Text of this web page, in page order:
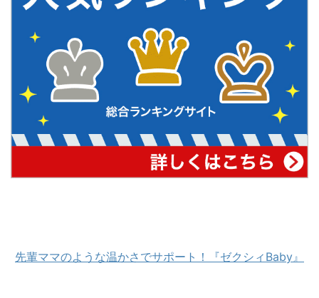
先輩ママのような温かさでサポート！『ゼクシィBaby』